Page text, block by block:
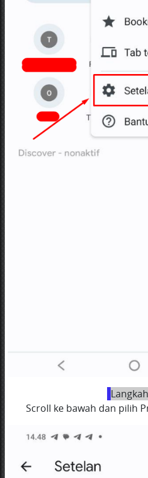
Scroll ke bawah dan pilih